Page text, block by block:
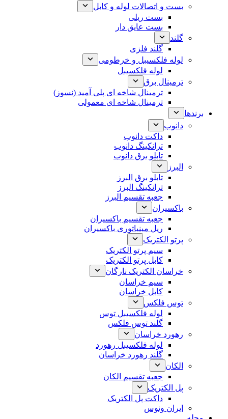
بست و اتصالات لوله و کابل
بست ریلی
بست عایق دار
گلند
گلند فلزی
لوله فلکسیبل و خرطومی
لوله فلکسیبل
ترمینال برق
ترمینال شاخه ای پلی آمید (نسوز)
ترمینال شاخه ای معمولی
برندها
دانوب
داکت دانوب
ترانکینگ دانوب
تابلو برق دانوب
البرز
تابلو برق البرز
ترانکینگ البرز
جعبه تقسیم البرز
باکسیران
جعبه تقسیم باکسیران
ریل مینیاتوری باکسیران
پرتو الکتریک
سیم پرتو الکتریک
کابل پرتو الکتریک
خراسان الکتریک نارگان
سیم خراسان
کابل خراسان
توس فلکس
لوله فلکسیبل توس
گلند توس فلکس
رهورد خراسان
لوله فلکسیبل رهورد
گلند رهورد خراسان
الکان
جعبه تقسیم الکان
پل الکتریک
داکت پل الکتریک
ایران ونوس